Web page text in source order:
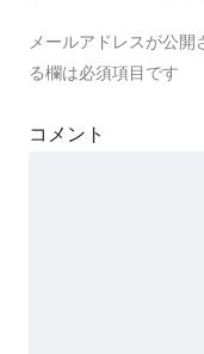
メールアドレスが公開
る欄は必須項目です
コメント